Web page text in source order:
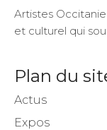
Artistes
et culturel qui
Plan du
Actus
Expos